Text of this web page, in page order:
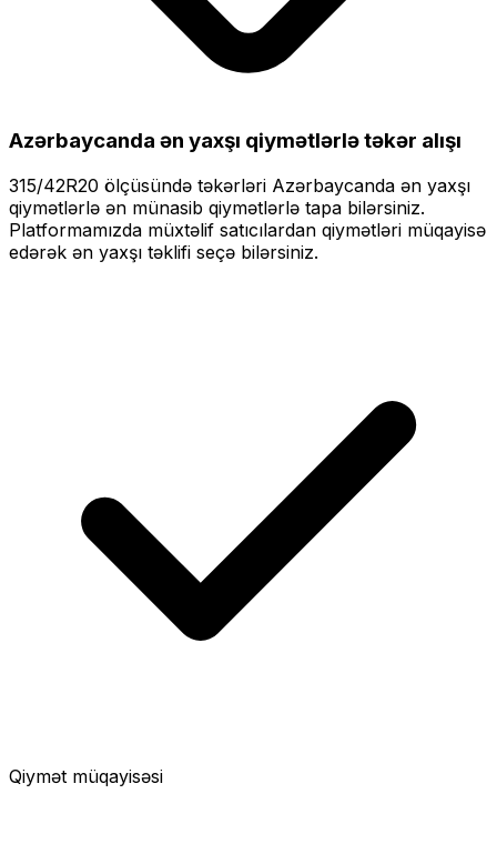
Azərbaycanda ən yaxşı qiymətlərlətəkər alışı
315/42R20 ölçüsündə təkərləri Azərbaycanda ən yaxşı
qiymətlərlə ən münasib qiymətlərlə tapa bilərsiniz.
Platformamızda müxtəlif satıcılardan qiymətləri müqayisə
edərək ən yaxşı təklifi seçə bilərsiniz.
Qiymət müqayisəsi